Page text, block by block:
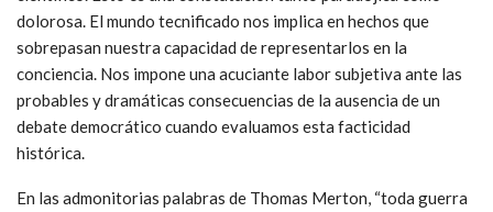
dolorosa. El mundo tecnificado nos implica en hechos que
sobrepasan nuestra capacidad de representarlos en la
conciencia. Nos impone una acuciante labor subjetiva ante las
probables y dramáticas consecuencias de la ausencia de un
debate democrático cuando evaluamos esta facticidad
histórica.
En las admonitorias palabras de Thomas Merton, “toda guerra